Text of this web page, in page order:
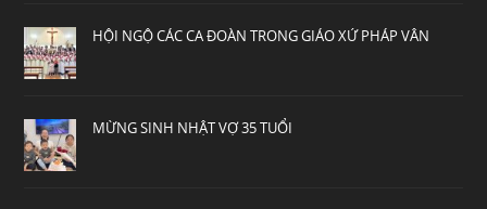
HỘI NGỘ CÁC CA ĐOÀN TRONG GIÁO XỨ PHÁP VÂN
MỪNG SINH NHẬT VỢ 35 TUỔI